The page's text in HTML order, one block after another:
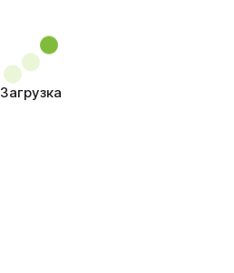
Загрузка